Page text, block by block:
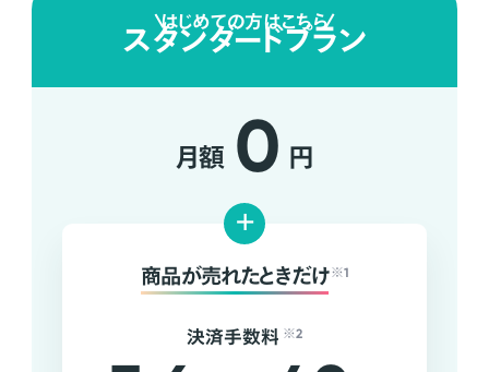
はじめての方はこちら
スタンダードプラン
月額 0 円
+
商品が売れたときだけ ※1
決済手数料 ※2